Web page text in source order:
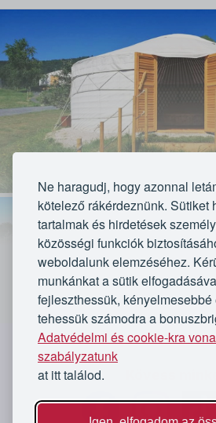
Ne haragudj, hogy azonnal
kötelező rákérdeznünk. Sütiket
tartalmak és hirdetések
közösségi funkciók
weboldalunk elemzéséhez.
munkánkat a sütik
fejleszthessük,
tehessük számodra a
Adatvédelmi és cookie-kra
szabályzatunk
at itt találod.
VÁLASSZ CSOMAGOT:
3 nap, 2 éjszaka két főnek a
reggelivel
Lejárt
`